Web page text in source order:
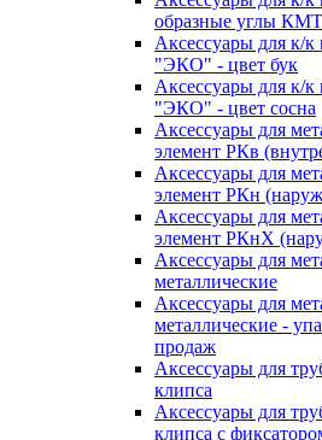
образные углы КМТ
Аксессуары для к/к
"ЭКО" - цвет бук
Аксессуары для к/к
"ЭКО" - цвет сосна
Аксессуары для
элемент РКв
Аксессуары для
элемент РКн
Аксессуары для
элемент РКнХ
Аксессуары для
металлические
Аксессуары для
металлические -
продаж
Аксессуары для
клипса
Аксессуары для
клипса с